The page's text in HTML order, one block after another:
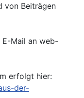
von Beiträgen
E-Mail an web-
erfolgt hier:
der-